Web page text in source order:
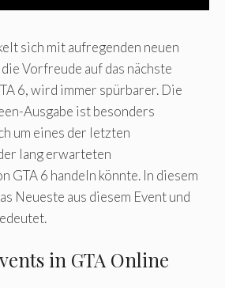
sich mit aufregenden neuen
Vorfreude auf das nächste
6, wird immer spürbarer. Die
Ausgabe ist besonders
um eines der letzten
lang erwarteten
GTA 6 handeln könnte. In diesem
Neueste aus diesem Event und
in GTA Online